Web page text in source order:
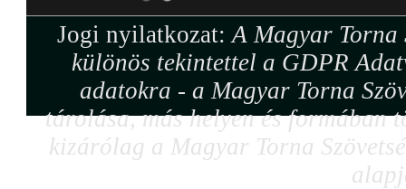
Jogi nyilatkozat:A Magyar Torna
különös tekintettel a GDPR
adatokra - a Magyar Torna
tárolása, más helyen és formában
kizárólag a Magyar Torna